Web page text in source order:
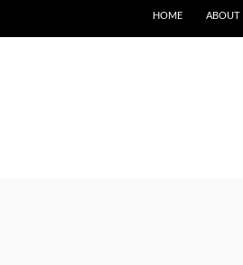
HOME ABOUT